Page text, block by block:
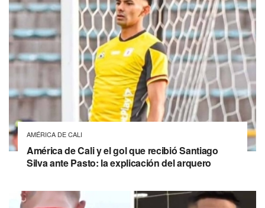
AMÉRICA DE CALI
América de Cali y el gol que recibió Santiago
Silva ante Pasto: la explicación del arquero